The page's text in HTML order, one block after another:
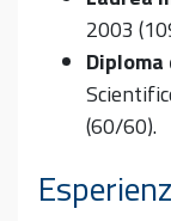
2003 (
(60/60).